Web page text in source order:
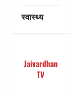
स्वास्थ्य
Jaivardhan
TV